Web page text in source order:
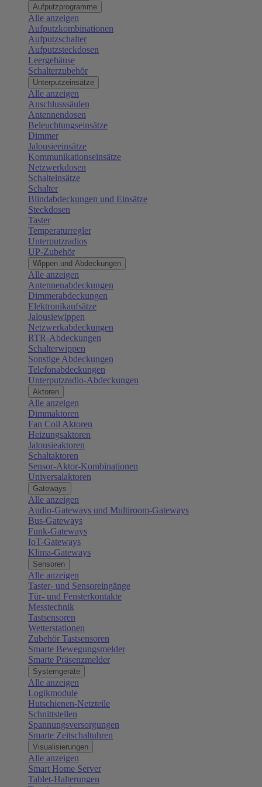
Aufputzprogramme
Alle anzeigen
Aufputzkombinationen
Aufputzschalter
Aufputzsteckdosen
Leergehäuse
Schalterzubehör
Unterputzeinsätze
Alle anzeigen
Anschlusssäulen
Antennendosen
Beleuchtungseinsätze
Dimmer
Jalousieeinsätze
Kommunikationseinsätze
Netzwerkdosen
Schalteinsätze
Schalter
Blindabdeckungen und Einsätze
Steckdosen
Taster
Temperaturregler
Unterputzradios
UP-Zubehör
Wippen und Abdeckungen
Alle anzeigen
Antennenabdeckungen
Dimmerabdeckungen
Elektronikaufsätze
Jalousiewippen
Netzwerkabdeckungen
RTR-Abdeckungen
Schalterwippen
Sonstige Abdeckungen
Telefonabdeckungen
Unterputzradio-Abdeckungen
Aktoren
Alle anzeigen
Dimmaktoren
Fan Coil Aktoren
Heizungsaktoren
Jalousieaktoren
Schaltaktoren
Sensor-Aktor-Kombinationen
Universalaktoren
Gateways
Alle anzeigen
Audio-Gateways und Multiroom-Gateways
Bus-Gateways
Funk-Gateways
IoT-Gateways
Klima-Gateways
Sensoren
Alle anzeigen
Taster- und Sensoreingänge
Tür- und Fensterkontakte
Messtechnik
Tastsensoren
Wetterstationen
Zubehör Tastsensoren
Smarte Bewegungsmelder
Smarte Präsenzmelder
Systemgeräte
Alle anzeigen
Logikmodule
Hutschienen-Netzteile
Schnittstellen
Spannungsversorgungen
Smarte Zeitschaltuhren
Visualisierungen
Alle anzeigen
Smart Home Server
Tablet-Halterungen